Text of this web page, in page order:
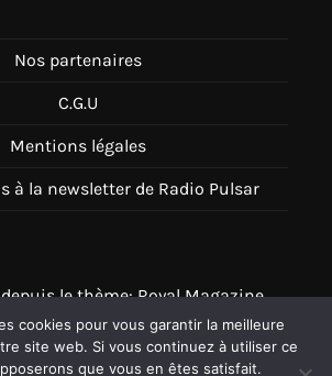
Nos partenaires
C.G.U
Mentions légales
à la newsletter de Radio Pulsar
le thème: Royal Magazine
disponible sur Wordpress
cookies pour vous garantir la meilleure
site web. Si vous continuez à utiliser ce
que vous en êtes satisfait.